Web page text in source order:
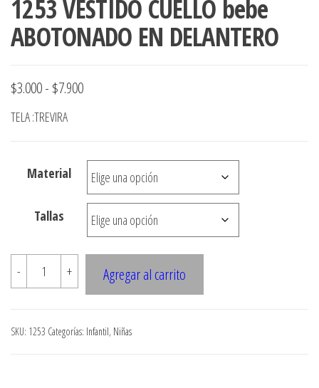
1253 VESTIDO CUELLO bebe
ABOTONADO EN DELANTERO
$3.000- $7.900Rango
desde
$3.000
hasta
$7.900
TELA :TREVIRA
Material
Tallas
-
1253
VESTIDO
bebe
ABOTONADO
+ Agregar al carrito
SKU: 1253 Categorías: Infantil, Niñas